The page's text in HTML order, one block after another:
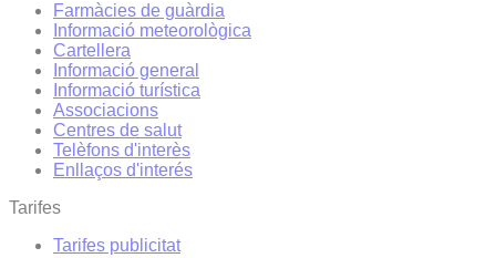
Farmàcies de guàrdia
Informació meteorològica
Cartellera
Informació general
Informació turística
Associacions
Centres de salut
Telèfons d'interès
Enllaços d'interés
Tarifes
Tarifes publicitat